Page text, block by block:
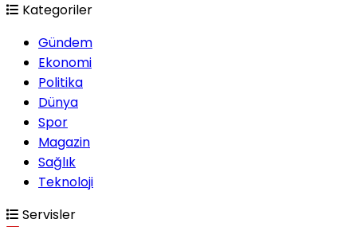
Kategoriler
Gündem
Ekonomi
Politika
Dünya
Spor
Magazin
Sağlık
Teknoloji
Servisler